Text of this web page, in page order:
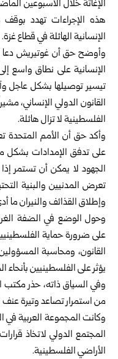
الإغاثة خلال الأسبوعين
هذه الإجراءات تهدد بوقف
الإنسانية الهائلة في قطاع غزة.
وأوضح حق أن غوتيريش دعا
الإنسانية على نطاق واسع
تيسير توصيلها بشكل عاجل
القانون الدولي الإنساني،
الفلسطينية لا تزال هائلة.
وأكد حق أن الأمم المتحدة
على تدفق الإمدادات بشكل
الجهود لا يمكن أن تستمر
تعرض المدنيين والبنية
وإطلاق القذائف والنيران ما
وحول الوضع في الضفة
على ضرورة حماية
القانون، ومحاسبة
يؤثر على الفلسطينيين بأنحاء
وفي السياق ذاته، حذر مكتب
من استمرار تصاعد وتيرة
وكانت المجموعة العربية في
المجتمع الدولي لاتخاذ
الأراضي الفلسطينية.